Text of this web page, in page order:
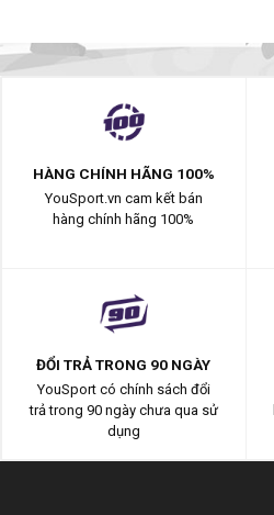
HÀNG CHÍNH HÃNG 100%
YouSport.vn cam kết bán
hàng chính hãng 100%
ĐỔI TRẢ TRONG 90 NGÀY
YouSport có chính sách đổi
trả trong 90 ngày chưa qua sử
dụng